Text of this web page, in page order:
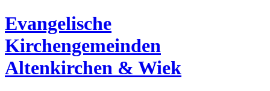
Evangelische
Kirchengemeinden
Altenkirchen & Wiek